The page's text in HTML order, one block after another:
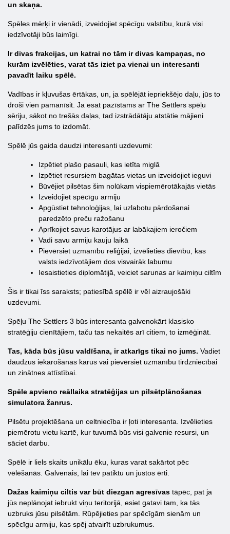
un skaņa.
Spēles mērķi ir vienādi, izveidojiet spēcīgu valstību, kurā visi
iedzīvotāji būs laimīgi.
Ir divas frakcijas, un katrai no tām ir divas kampaņas, no
kurām izvēlēties, varat tās iziet pa vienai un interesanti
pavadīt laiku spēlē.
Vadības ir kļuvušas ērtākas, un, ja spēlējāt iepriekšējo daļu, jūs to
droši vien pamanīsit. Ja esat pazīstams ar The Settlers spēļu
sēriju, sākot no trešās daļas, tad izstrādātāju atstātie mājieni
palīdzēs jums to izdomāt.
Spēlē jūs gaida daudzi interesanti uzdevumi:
Izpētiet plašo pasauli, kas ietīta miglā
Izpētiet resursiem bagātas vietas un izveidojiet ieguvi
Būvējiet pilsētas šim nolūkam vispiemērotākajās vietās
Izveidojiet spēcīgu armiju
Apgūstiet tehnoloģijas, lai uzlabotu pārdošanai
paredzēto preču ražošanu
Aprīkojiet savus karotājus ar labākajiem ieročiem
Vadi savu armiju kauju laikā
Pievērsiet uzmanību reliģijai, izvēlieties dievību, kas
valsts iedzīvotājiem dos visvairāk labumu
Iesaistieties diplomātijā, veiciet sarunas ar kaimiņu ciltīm
Šis ir tikai īss saraksts; patiesībā spēlē ir vēl aizraujošāki
uzdevumi.
Spēļu The Settlers 3 būs interesanta galvenokārt klasisko
stratēģiju cienītājiem, taču tas nekaitēs arī citiem, to izmēģināt.
Tas, kāda būs jūsu valdīšana, ir atkarīgs tikai no jums. Vadiet
daudzus iekarošanas karus vai pievērsiet uzmanību tirdzniecībai
un zinātnes attīstībai.
Spēle apvieno reāllaika stratēģijas un pilsētplānošanas
simulatora žanrus.
Pilsētu projektēšana un celtniecība ir ļoti interesanta. Izvēlieties
piemērotu vietu kartē, kur tuvumā būs visi galvenie resursi, un
sāciet darbu.
Spēlē ir liels skaits unikālu ēku, kuras varat sakārtot pēc
vēlēšanās. Galvenais, lai tev patiktu un justos ērti.
Dažas kaimiņu ciltis var būt diezgan agresīvas tāpēc, pat ja
jūs neplānojat iebrukt viņu teritorijā, esiet gatavi tam, ka tās
uzbruks jūsu pilsētām. Rūpējieties par spēcīgām sienām un
spēcīgu armiju, kas spēj atvairīt uzbrukumus.